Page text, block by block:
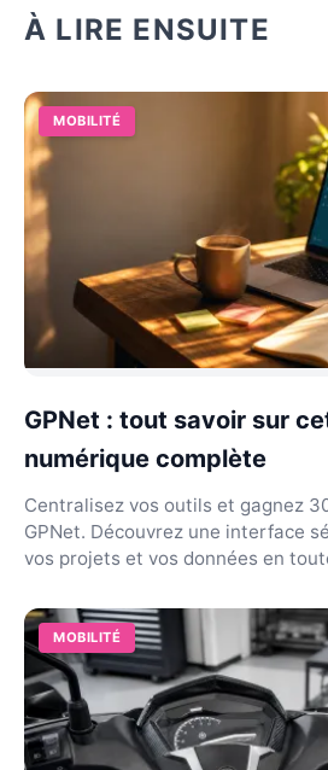
À LIRE ENSUITE
MOBILITÉ
GPNet : tout savoir sur
numérique complète
Centralisez vos outils et gagnez
GPNet. Découvrez une interface
vos projets et vos données en
MOBILITÉ